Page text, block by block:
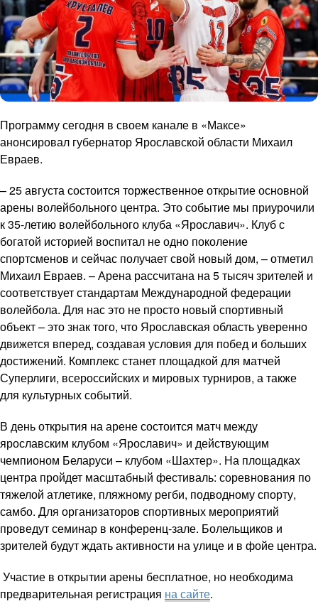
Программу сегодня в своем канале в «Максе»
анонсировал губернатор Ярославской области Михаил
Евраев.
– 25 августа состоится торжественное открытие основной
арены волейбольного центра. Это событие мы приурочили
к 35-летию волейбольного клуба «Ярославич». Клуб с
богатой историей воспитал не одно поколение
спортсменов и сейчас получает свой новый дом, – отметил
Михаил Евраев. – Арена рассчитана на 5 тысяч зрителей и
соответствует стандартам Международной федерации
волейбола. Для нас это не просто новый спортивный
объект – это знак того, что Ярославская область уверенно
движется вперед, создавая условия для побед и больших
достижений. Комплекс станет площадкой для матчей
Суперлиги, всероссийских и мировых турниров, а также
для культурных событий.
В день открытия на арене состоится матч между
ярославским клубом «Ярославич» и действующим
чемпионом Беларуси – клубом «Шахтер». На площадках
центра пройдет масштабный фестиваль: соревнования по
тяжелой атлетике, пляжному регби, подводному спорту,
самбо. Для организаторов спортивных мероприятий
проведут семинар в конференц‑зале. Болельщиков и
зрителей будут ждать активности на улице и в фойе центра.
Участие в открытии арены бесплатное, но необходима
предварительная регистрация на сайте.